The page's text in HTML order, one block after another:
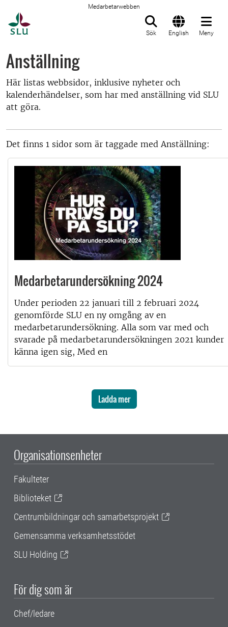
Medarbetarwebben
Sök English Meny
Anställning
Här listas webbsidor, inklusive nyheter och
kalenderhändelser, som har med anställning vid SLU
att göra.
Det finns 1 sidor som är taggade med Anställning:
Medarbetarundersökning 2024
Under perioden 22 januari till 2 februari 2024
genomförde SLU en ny omgång av en
medarbetarundersökning. Alla som var med och
svarade på medarbetarundersökningen 2021 kunder
känna igen sig, Med en
Ladda mer
Organisationsenheter
Fakulteter
Biblioteket
Centrumbildningar och samarbetsprojekt
Gemensamma verksamhetsstödet
SLU Holding
För dig som är
Chef/ledare